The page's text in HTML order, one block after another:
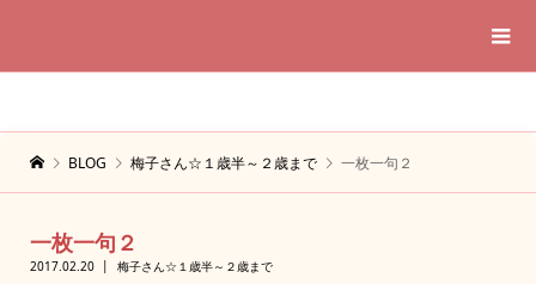
BLOG 梅子さん☆１歳半～２歳まで 一枚一句２
一枚一句２
2017.02.20 梅子さん☆１歳半～２歳まで